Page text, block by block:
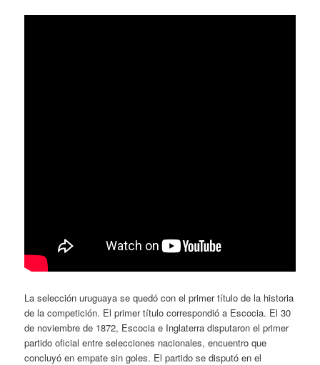
La selección uruguaya se quedó con el primer título de la historia
de la competición. El primer título correspondió a Escocia. El 30
de noviembre de 1872, Escocia e Inglaterra disputaron el primer
partido oficial entre selecciones nacionales, encuentro que
concluyó en empate sin goles. El partido se disputó en el